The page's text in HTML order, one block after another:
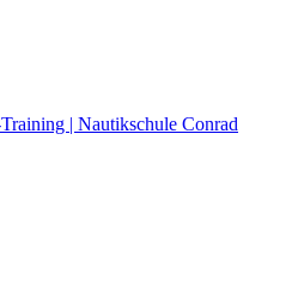
| Nautikschule Conrad